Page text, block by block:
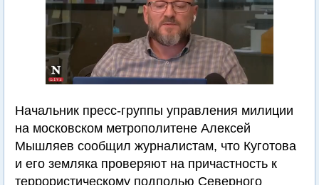
Начальник пресс-группы управления милиции
на московском метрополитене Алексей
Мышляев сообщил журналистам, что Куготова
и его земляка проверяют на причастность к
террористическому подполью Северного